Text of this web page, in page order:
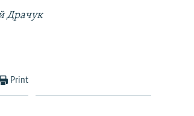
Драчук
Print